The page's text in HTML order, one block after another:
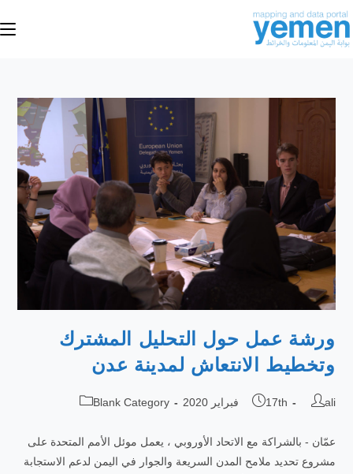
ورشة عمل حول التحليل المشترك
وتخطيط الانتعاش لمدينة عدن
ali 17th فبراير 2020 Blank Category
عمّان - بالشراكة مع الاتحاد الأوروبي ، يعمل موئل الأمم المتحدة على
مشروع تحديد ملامح المدن السريعة والجوار في اليمن لدعم الاستجابة